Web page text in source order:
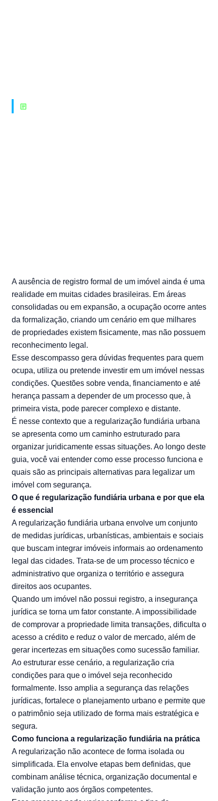
article
A ausência de registro formal de um imóvel ainda é uma
realidade em muitas cidades brasileiras. Em áreas
consolidadas ou em expansão, a ocupação ocorre antes
da formalização, criando um cenário em que milhares
de propriedades existem fisicamente, mas não possuem
reconhecimento legal.
Esse descompasso gera dúvidas frequentes para quem
ocupa, utiliza ou pretende investir em um imóvel nessas
condições. Questões sobre venda, financiamento e até
herança passam a depender de um processo que, à
primeira vista, pode parecer complexo e distante.
É nesse contexto que a regularização fundiária urbana
se apresenta como um caminho estruturado para
organizar juridicamente essas situações. Ao longo deste
guia, você vai entender como esse processo funciona e
quais são as principais alternativas para legalizar um
imóvel com segurança.
O que é regularização fundiária urbana e por que ela
é essencial
A regularização fundiária urbana envolve um conjunto
de medidas jurídicas, urbanísticas, ambientais e sociais
que buscam integrar imóveis informais ao ordenamento
legal das cidades. Trata-se de um processo técnico e
administrativo que organiza o território e assegura
direitos aos ocupantes.
Quando um imóvel não possui registro, a insegurança
jurídica se torna um fator constante. A impossibilidade
de comprovar a propriedade limita transações, dificulta o
acesso a crédito e reduz o valor de mercado, além de
gerar incertezas em situações como sucessão familiar.
Ao estruturar esse cenário, a regularização cria
condições para que o imóvel seja reconhecido
formalmente. Isso amplia a segurança das relações
jurídicas, fortalece o planejamento urbano e permite que
o patrimônio seja utilizado de forma mais estratégica e
segura.
Como funciona a regularização fundiária na prática
A regularização não acontece de forma isolada ou
simplificada. Ela envolve etapas bem definidas, que
combinam análise técnica, organização documental e
validação junto aos órgãos competentes.